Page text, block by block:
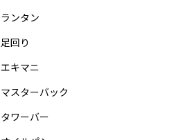
ランタン
足回り
エキマニ
マスターバック
タワーバー